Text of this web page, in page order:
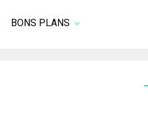
BONS PLANS